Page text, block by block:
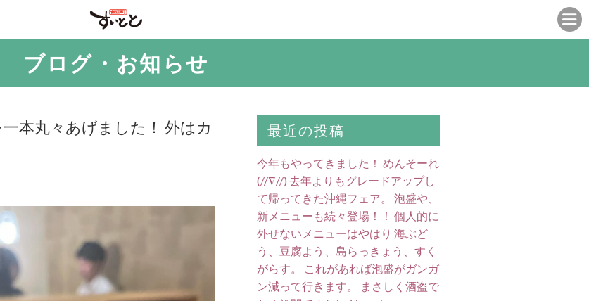
ブログ・お知らせ
本丸々あげました！ 外はカ
最近の投稿
今年もやってきました！ めんそーれ
(//∇//) 去年よりもグレードアップし
て帰ってきた沖縄フェア。 泡盛や、
新メニューも続々登場！！ 個人的に
外せないメニューはやはり 海ぶど
う、豆腐よう、島らっきょう、すく
がらす。 これがあれば泡盛がガンガ
ン減って行きます。 まさしく酒盗で